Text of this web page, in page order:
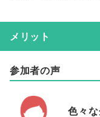
メリット
参加者の声
色々